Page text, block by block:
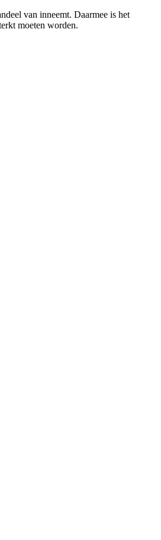
van inneemt. Daarmee is het
moeten worden.